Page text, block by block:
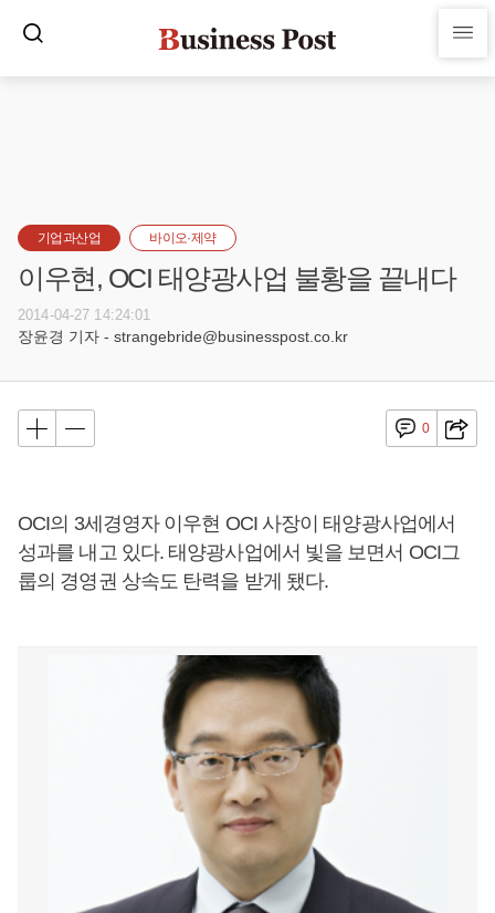
기업과산업 바이오·제약
이우현, OCI 태양광사업 불황을 끝내다
2014-04-27 14:24:01
장윤경 기자 - strangebride@businesspost.co.kr
0
OCI의 3세경영자 이우현 OCI 사장이 태양광사업에서
성과를 내고 있다. 태양광사업에서 빛을 보면서 OCI그
룹의 경영권 상속도 탄력을 받게 됐다.